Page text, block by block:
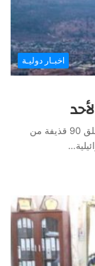
اخبـار دوليـة
أعلن جيش الاحتلال الإسرائيلي، أن حزب الله اللبناني أطلق 90 قذيفة من